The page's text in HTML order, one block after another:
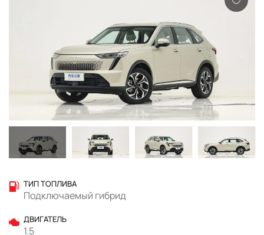
ТИП ТОПЛИВА
Подключаемый гибрид
ДВИГАТЕЛЬ
1.5